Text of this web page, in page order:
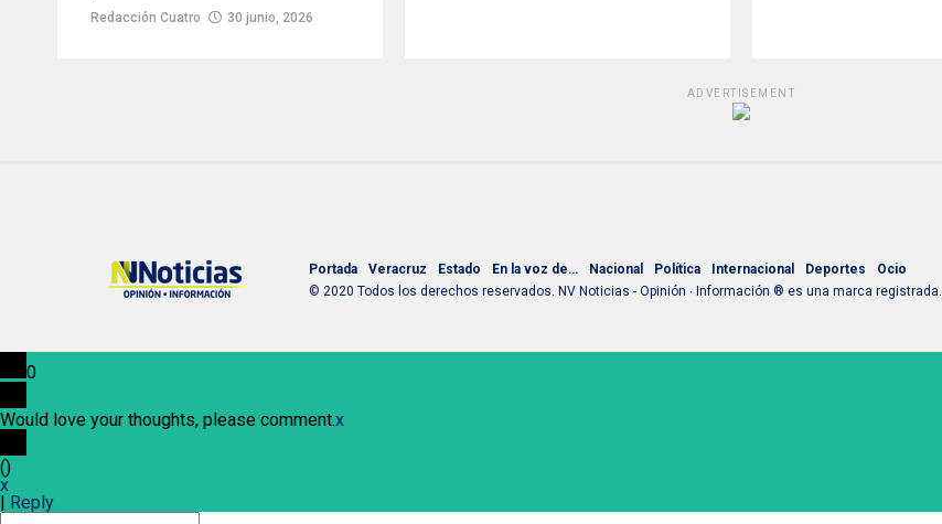
Redacción Cuatro 30 junio, 2026
ADVERTISEMENT
Portada Veracruz Estado En la voz de… Nacional Política Internacional Deportes
Ocio
© 2020 Todos los derechos reservados. NV Noticias - Opinión ∙ Información ® es una marca registrada.
0
Would love your thoughts, please comment.x
()
x
| Reply